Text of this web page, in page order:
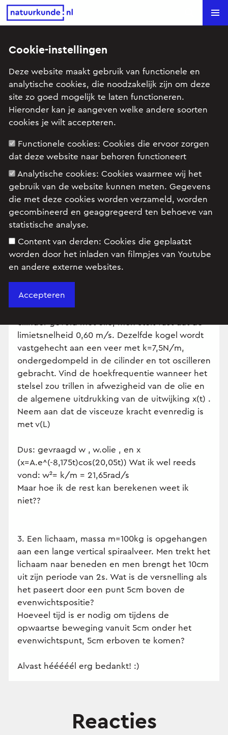
Natuurkunde.nl Search
Terug naar overzicht
oefeningen rond
trillingen
Elkestelde deze vraag op 04 december 2005
om 20:21.
Zouden jullie ook mij kunnen helpen met de
volgende vragen aub?
resulterende beweging van twee onderling
loodrechte bewegingen gegeven door
x=4sinwt en y=3sin(wt+a) voor a=0 , Pi/2 en Pi
2. Een stalen kogel (m=16g) valt verticaal in een
limietsnelheid 0,60 m/s. Dezelfde kogel wordt
vastgehecht aan een veer met k=7,5N/m,
ondergedompeld in de cilinder en tot oscilleren
gebracht. Vind de hoekfrequentie wanneer het
stelsel zou trillen in afwezigheid van de olie en
de algemene uitdrukking van de uitwijking x(t) .
Neem aan dat de visceuze kracht evenredig is
met v(L)
Dus: gevraagd w , w.olie , en x
(x=A.e^(-8,175t)cos(20,05t)) Wat ik wel reeds
vond: w²= k/m = 21,65rad/s
Maar hoe ik de rest kan berekenen weet ik
niet??
3. Een lichaam, massa m=100kg is opgehangen
aan een lange vertical spiraalveer. Men trekt het
lichaam naar beneden en men brengt het 10cm
uit zijn periode van 2s. Wat is de versnelling als
het paseert door een punt 5cm boven de
evenwichtspositie?
Hoeveel tijd is er nodig om tijdens de
opwaartse beweging vanuit 5cm onder het
evenwichtspunt, 5cm erboven te komen?
Alvast hééééél erg bedankt! :)
Reacties
Cookie-instellingen
Deze website maakt gebruik van functionele en
analytische cookies, die noodzakelijk zijn om deze
site zo goed mogelijk te laten functioneren.
Hieronder kan je aangeven welke andere soorten
cookies je wilt accepteren.
Functionele cookies: Cookies die ervoor zorgen
dat deze website naar behoren functioneert
Analytische cookies: Cookies waarmee wij het
gebruik van de website kunnen meten. Gegevens
die met deze cookies worden verzameld, worden
gecombineerd en geaggregeerd ten behoeve van
statistische analyse.
Content van derden: Cookies die geplaatst
worden door het inladen van filmpjes van Youtube
en andere externe websites.